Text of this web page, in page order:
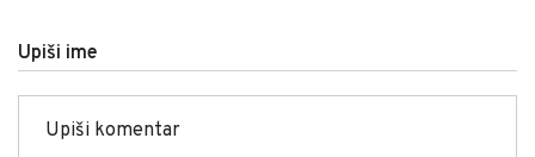
Upiši ime